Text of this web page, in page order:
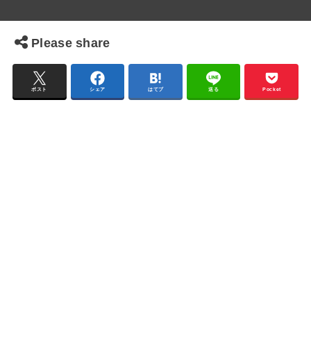
Please share
ポスト シェア はてブ 送る Pocket